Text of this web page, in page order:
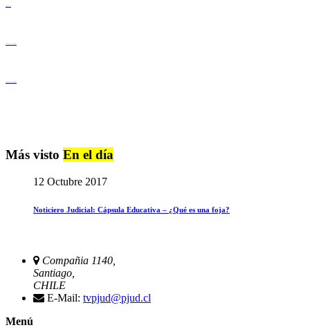
Más visto En el día
12 Octubre 2017
Noticiero Judicial: Cápsula Educativa – ¿Qué es una foja?
Compañia 1140,
Santiago,
CHILE
E-Mail: tvpjud@pjud.cl
Menú